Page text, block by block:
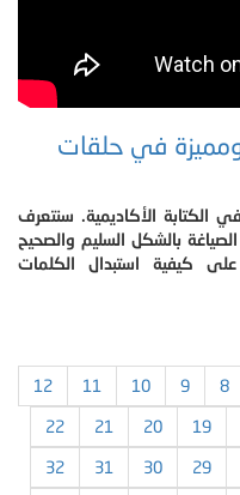
ومميزة في حلقات
الكتابة الأكاديمية. سنتعرف
بالشكل السليم والصحيح
سنتعرف على كيفية استبدال الكلمات
8
9
10
11
12
19
20
21
22
29
30
31
32